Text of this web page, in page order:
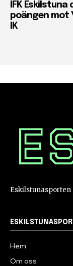
IFK Eskilstuna
poängen mot
IK
Hem
Om oss